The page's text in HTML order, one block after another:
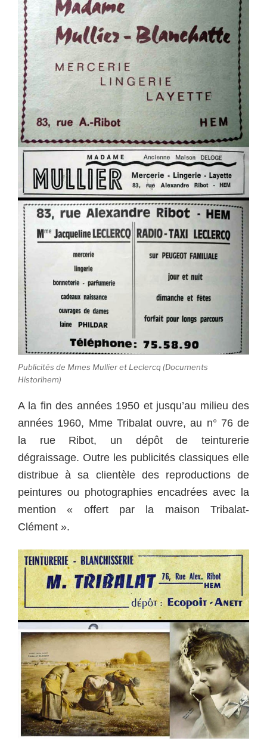
Publicités de Mmes Mullier et Leclercq (Documents
Historihem)
A la fin des années 1950 et jusqu’au milieu des
années 1960, Mme Tribalat ouvre, au n° 76 de
la rue Ribot, un dépôt de teinturerie
dégraissage. Outre les publicités classiques elle
distribue à sa clientèle des reproductions de
peintures ou photographies encadrées avec la
mention « offert par la maison Tribalat-
Clément ».